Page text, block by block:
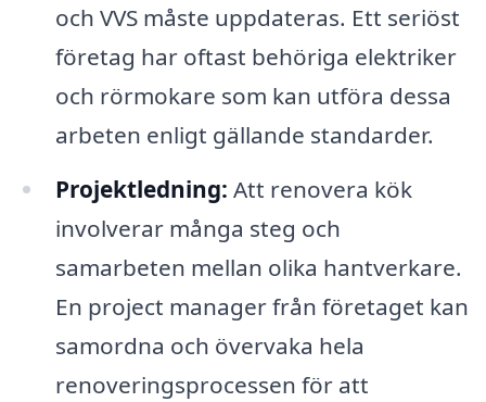
och VVS måste uppdateras. Ett seriöst
företag har oftast behöriga elektriker
och rörmokare som kan utföra dessa
arbeten enligt gällande standarder.
Projektledning: Att renovera kök
involverar många steg och
samarbeten mellan olika hantverkare.
En project manager från företaget kan
samordna och övervaka hela
renoveringsprocessen för att